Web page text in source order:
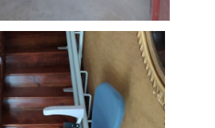
desservant un
chez un particulier de
Lacaune (département